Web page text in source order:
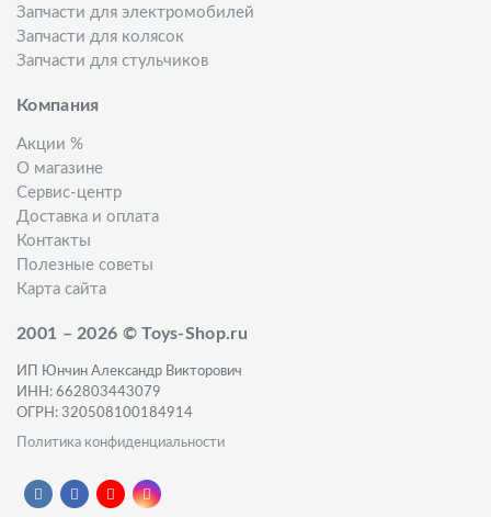
Запчасти для электромобилей
Запчасти для колясок
Запчасти для стульчиков
Компания
Акции %
О магазине
Сервис-центр
Доставка и оплата
Контакты
Полезные советы
Карта сайта
2001 – 2026 © Toys-Shop.ru
ИП Юнчин Александр Викторович
ИНН: 662803443079
ОГРН: 320508100184914
Политика конфиденциальности